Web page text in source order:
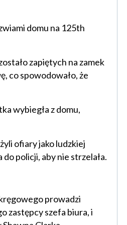
domu na 125th
zapiętych na zamek
co spowodowało, że
wybiegła z domu,
ofiary jako ludzkiej
policji, aby nie strzelała.
prowadzi
zastępcy szefa biura, i